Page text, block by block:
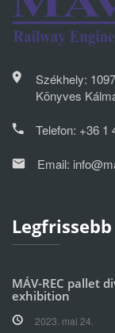
Székhely:
Könyves
Telefon: +36 1
Email:
MÁV-REC pallet
exhibition
2023. mai 24.